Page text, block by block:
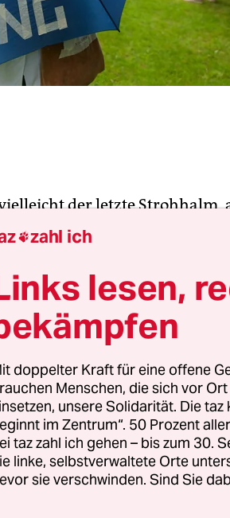
der letzte Strohhalm,
im vergangenen Jahr die Welt
Wenn
akzeptieren und sogar politisch
möglich sind – vielleicht
bleiben?
Pandemie. Auf den Zustand
wenig acht wie vorher.
zahl ich
lesen,
doppelter Kraft für eine offene
Menschen, die sich vor
unsere Solidarität. Die
im Zentrum“. 50 Prozent
taz zahl ich gehen – bis zum 30.
linke, selbstverwaltete Orte
sie verschwinden. Sind Sie